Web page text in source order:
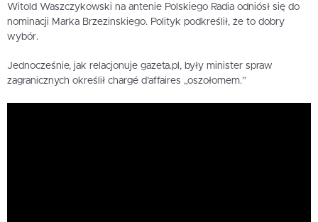
Witold Waszczykowski na antenie Polskiego Radia odniósł się do
nominacji Marka Brzezinskiego. Polityk podkreślił, że to dobry
wybór.
Jednocześnie, jak relacjonuje gazeta.pl, były minister spraw
zagranicznych określił chargé d’affaires „oszołomem.”